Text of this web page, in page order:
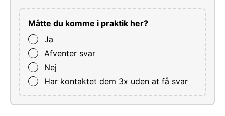
Måtte du komme i praktik her?
Ja
Afventer svar
Nej
Har kontaktet dem 3x uden at få svar